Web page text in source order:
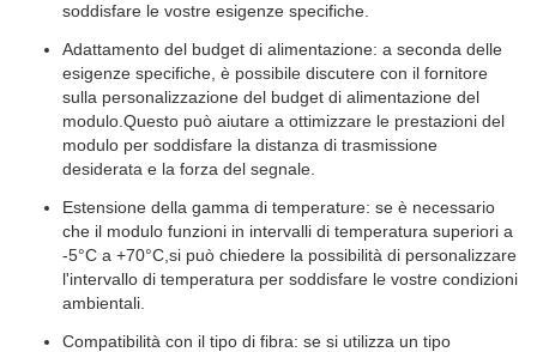
soddisfare le vostre esigenze specifiche.
Adattamento del budget di alimentazione: a seconda delle
esigenze specifiche, è possibile discutere con il fornitore
sulla personalizzazione del budget di alimentazione del
modulo.Questo può aiutare a ottimizzare le prestazioni del
modulo per soddisfare la distanza di trasmissione
desiderata e la forza del segnale.
Estensione della gamma di temperature: se è necessario
che il modulo funzioni in intervalli di temperatura superiori a
-5°C a +70°C,si può chiedere la possibilità di personalizzare
l'intervallo di temperatura per soddisfare le vostre condizioni
ambientali.
Compatibilità con il tipo di fibra: se si utilizza un tipo